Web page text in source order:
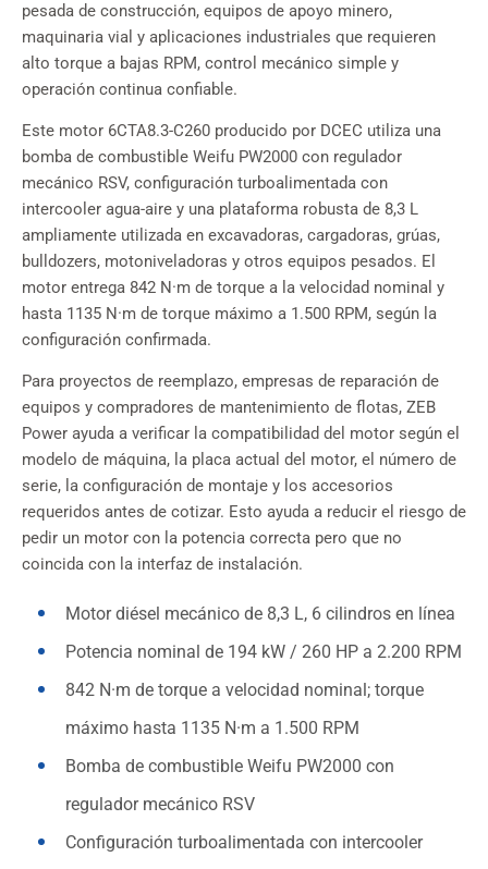
pesada de construcción, equipos de apoyo minero,
maquinaria vial y aplicaciones industriales que requieren
alto torque a bajas RPM, control mecánico simple y
operación continua confiable.
Este motor 6CTA8.3-C260 producido por DCEC utiliza una
bomba de combustible Weifu PW2000 con regulador
mecánico RSV, configuración turboalimentada con
intercooler agua-aire y una plataforma robusta de 8,3 L
ampliamente utilizada en excavadoras, cargadoras, grúas,
bulldozers, motoniveladoras y otros equipos pesados. El
motor entrega 842 N·m de torque a la velocidad nominal y
hasta 1135 N·m de torque máximo a 1.500 RPM, según la
configuración confirmada.
Para proyectos de reemplazo, empresas de reparación de
equipos y compradores de mantenimiento de flotas, ZEB
Power ayuda a verificar la compatibilidad del motor según el
modelo de máquina, la placa actual del motor, el número de
serie, la configuración de montaje y los accesorios
requeridos antes de cotizar. Esto ayuda a reducir el riesgo de
pedir un motor con la potencia correcta pero que no
coincida con la interfaz de instalación.
Motor diésel mecánico de 8,3 L, 6 cilindros en línea
Potencia nominal de 194 kW / 260 HP a 2.200 RPM
842 N·m de torque a velocidad nominal; torque
máximo hasta 1135 N·m a 1.500 RPM
Bomba de combustible Weifu PW2000 con
regulador mecánico RSV
Configuración turboalimentada con intercooler